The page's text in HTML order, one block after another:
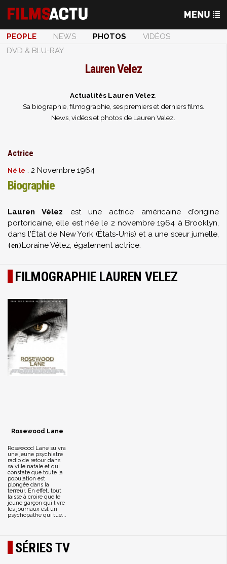
PEOPLE NEWS PHOTOS
VIDÉOS
DVD & BLU-RAY
Lauren Velez
Actualités Lauren Velez
Sa biographie, filmographie, ses premiers et derniers films.
News, vidéos et photos de Lauren Velez.
Actrice
Né le : 2 Novembre 1964
Biographie
Lauren Vélez est une actrice américaine d'origine
portoricaine, elle est née le 2 novembre 1964 à Brooklyn,
dans l'État de New York (États-Unis) et a une sœur jumelle,
(en)Loraine Vélez, également actrice.
FILMOGRAPHIE LAUREN VELEZ
Rosewood Lane
Rosewood Lane suivra
une jeune psychiatre
radio de retour dans
sa ville natale et qui
constate que toute la
population est
plongée dans la
terreur. En effet, tout
laisse à croire que le
jeune garçon qui livre
les journaux est un
psychopathe qui tue...
SÉRIES TV